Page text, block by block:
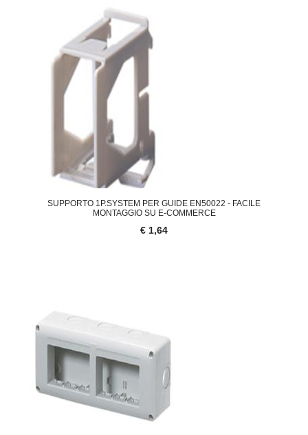
SUPPORTO 1P.SYSTEM PER GUIDE EN50022 - FACILE
MONTAGGIO SU E-COMMERCE
€ 1,64